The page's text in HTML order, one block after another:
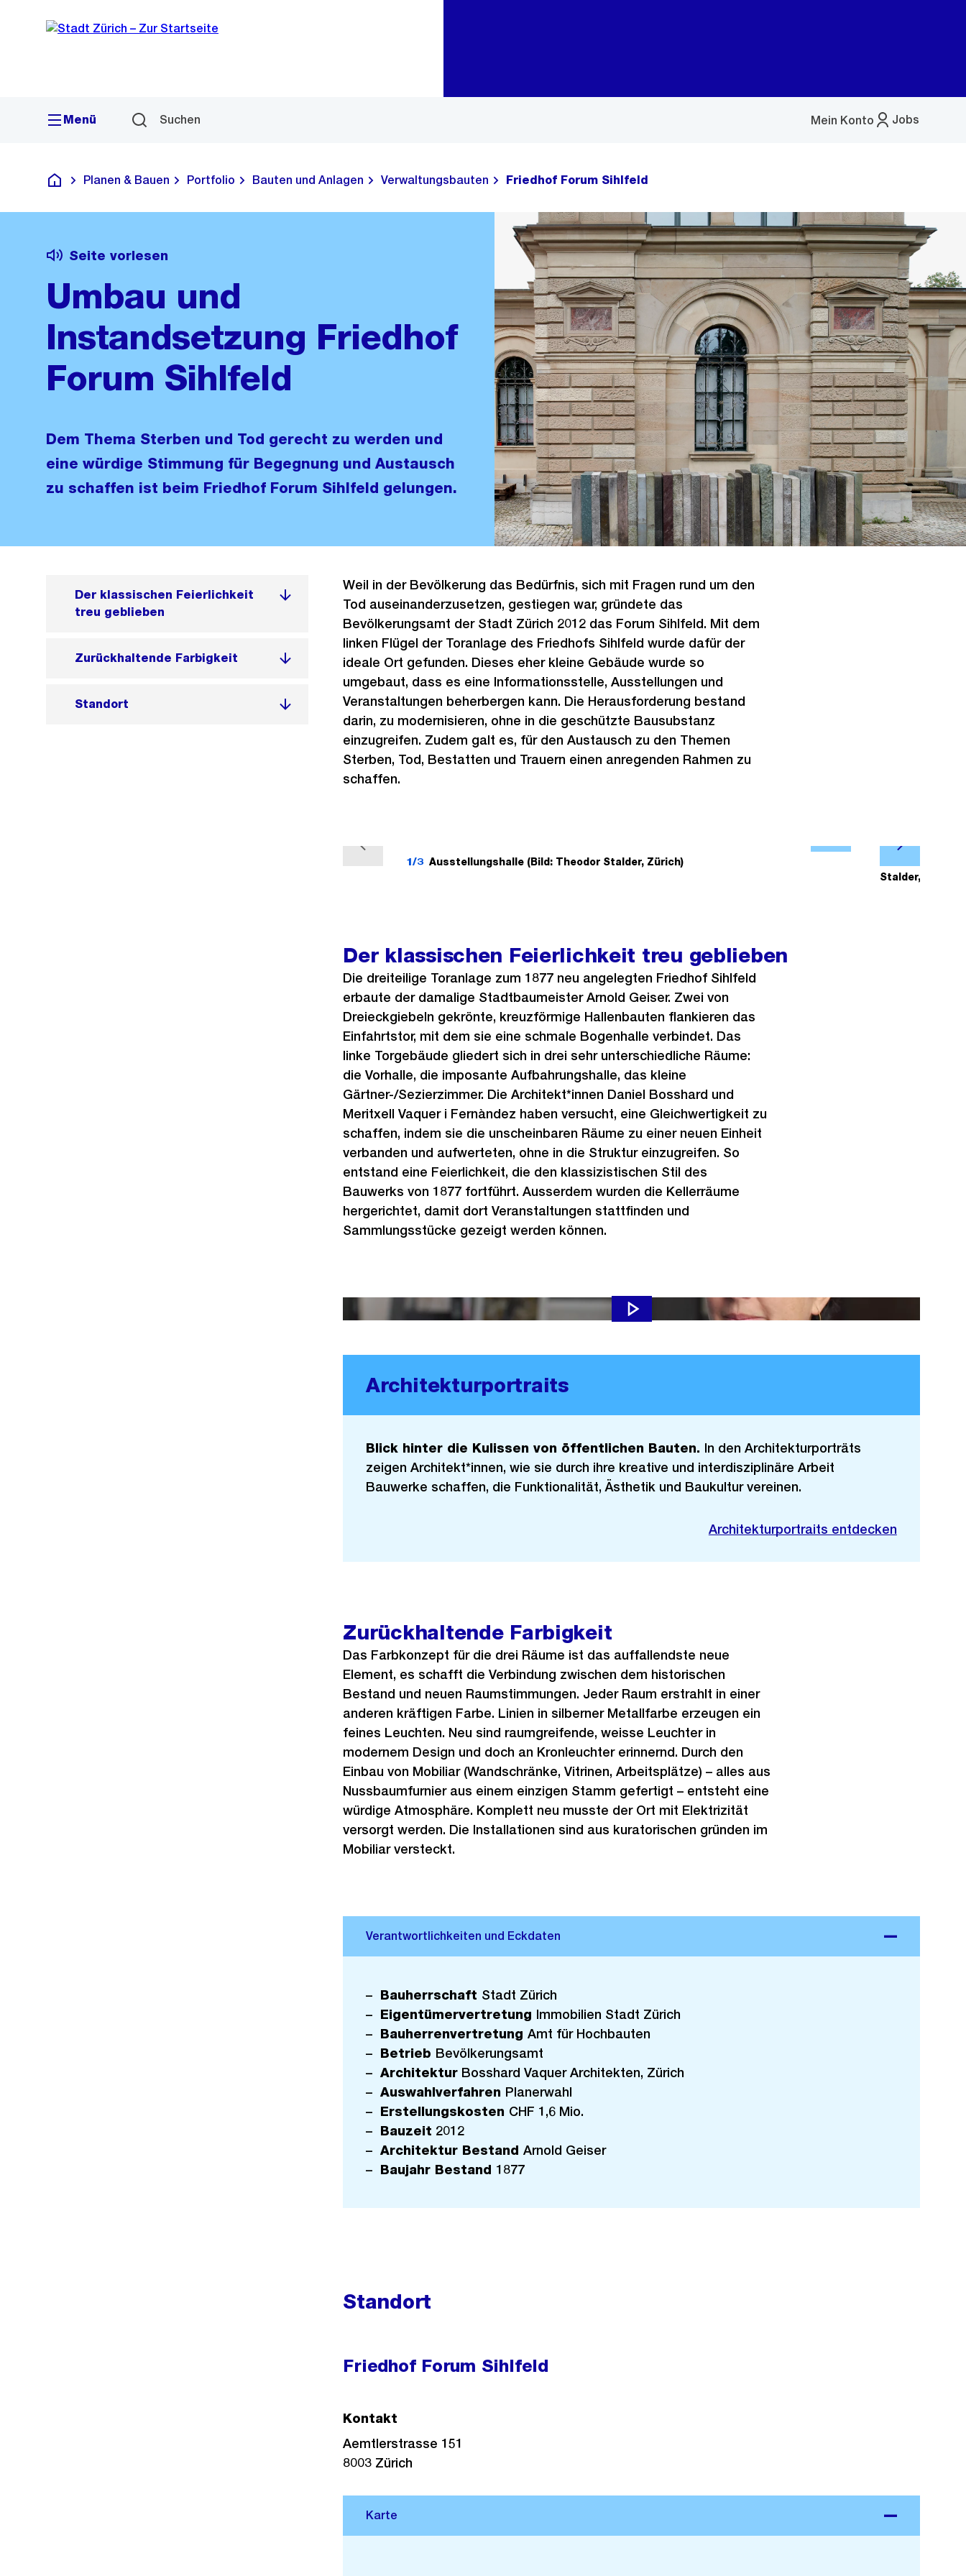
Navigation
Sprunglink
Menü Suchen Jobs
Mein Konto
Menü
Deutsch
Planen & Bauen Portfolio Bauten und Anlagen Verwaltungsbauten Friedhof Forum Sihlfeld
Seite vorlesen
Umbau und
Instandsetzung Friedhof
Forum Sihlfeld
Dem Thema Sterben und Tod gerecht zu werden und
eine würdige Stimmung für Begegnung und Austausch
zu schaffen ist beim Friedhof Forum Sihlfeld gelungen.
Der klassischen Feierlichkeit
treu geblieben
Zurückhaltende Farbigkeit
Standort
Weil in der Bevölkerung das Bedürfnis, sich mit Fragen rund um den
Tod auseinanderzusetzen, gestiegen war, gründete das
Bevölkerungsamt der Stadt Zürich 2012 das Forum Sihlfeld. Mit dem
linken Flügel der Toranlage des Friedhofs Sihlfeld wurde dafür der
ideale Ort gefunden. Dieses eher kleine Gebäude wurde so
umgebaut, dass es eine Informationsstelle, Ausstellungen und
Veranstaltungen beherbergen kann. Die Herausforderung bestand
darin, zu modernisieren, ohne in die geschützte Bausubstanz
einzugreifen. Zudem galt es, für den Austausch zu den Themen
Sterben, Tod, Bestatten und Trauern einen anregenden Rahmen zu
schaffen.
r
i
g
e
s
ä
1/3 Ausstellungshalle (Bild: Theodor Stalder, Zürich)
Stalder, Zürich)
Der klassischen Feierlichkeit treu geblieben
Die dreiteilige Toranlage zum 1877 neu angelegten Friedhof Sihlfeld
erbaute der damalige Stadtbaumeister Arnold Geiser. Zwei von
Dreieckgiebeln gekrönte, kreuzförmige Hallenbauten flankieren das
Einfahrtstor, mit dem sie eine schmale Bogenhalle verbindet. Das
linke Torgebäude gliedert sich in drei sehr unterschiedliche Räume:
die Vorhalle, die imposante Aufbahrungshalle, das kleine
Gärtner-/Sezierzimmer. Die Architekt*innen Daniel Bosshard und
Meritxell Vaquer i Fernàndez haben versucht, eine Gleichwertigkeit zu
schaffen, indem sie die unscheinbaren Räume zu einer neuen Einheit
verbanden und aufwerteten, ohne in die Struktur einzugreifen. So
entstand eine Feierlichkeit, die den klassizistischen Stil des
Bauwerks von 1877 fortführt. Ausserdem wurden die Kellerräume
hergerichtet, damit dort Veranstaltungen stattfinden und
Sammlungsstücke gezeigt werden können.
Architekturportraits
Blick hinter die Kulissen von öffentlichen Bauten. In den Architekturporträts
zeigen Architekt*innen, wie sie durch ihre kreative und interdisziplinäre Arbeit
Bauwerke schaffen, die Funktionalität, Ästhetik und Baukultur vereinen.
Architekturportraits entdecken
Zurückhaltende Farbigkeit
Das Farbkonzept für die drei Räume ist das auffallendste neue
Element, es schafft die Verbindung zwischen dem historischen
Bestand und neuen Raumstimmungen. Jeder Raum erstrahlt in einer
anderen kräftigen Farbe. Linien in silberner Metallfarbe erzeugen ein
feines Leuchten. Neu sind raumgreifende, weisse Leuchter in
modernem Design und doch an Kronleuchter erinnernd. Durch den
Einbau von Mobiliar (Wandschränke, Vitrinen, Arbeitsplätze) – alles aus
Nussbaumfurnier aus einem einzigen Stamm gefertigt – entsteht eine
würdige Atmosphäre. Komplett neu musste der Ort mit Elektrizität
versorgt werden. Die Installationen sind aus kuratorischen gründen im
Mobiliar versteckt.
Bauherrschaft Stadt Zürich
Eigentümervertretung Immobilien Stadt Zürich
BauherrenvertretungAmt für Hochbauten
Betrieb Bevölkerungsamt
Architektur Bosshard Vaquer Architekten, Zürich
Auswahlverfahren Planerwahl
Erstellungskosten CHF 1,6 Mio.
Bauzeit 2012
Architektur BestandArnold Geiser
Baujahr Bestand 1877
Standort
Friedhof Forum Sihlfeld
Kontakt
Aemtlerstrasse 151
8003 Zürich